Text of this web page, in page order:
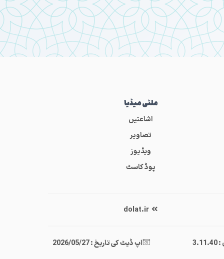
ملٹی میڈیا
اشاعتیں
تصاویر
ویڈیوز
پوڈ کاسٹ
dolat.ir
اپ ڈیٹ کی تاریخ : 2026/05/27